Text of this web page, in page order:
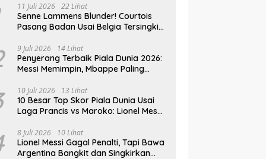
11 Juli 2026 22 Lihat
Senne Lammens Blunder! Courtois
Pasang Badan Usai Belgia Tersingkir
9 Juli 2026 14 Lihat
Penyerang Terbaik Piala Dunia 2026:
Messi Memimpin, Mbappe Paling
10 Juli 2026 13 Lihat
10 Besar Top Skor Piala Dunia Usai
Laga Prancis vs Maroko: Lionel Messi
8 Juli 2026 10 Lihat
Lionel Messi Gagal Penalti, Tapi Bawa
Argentina Bangkit dan Singkirkan